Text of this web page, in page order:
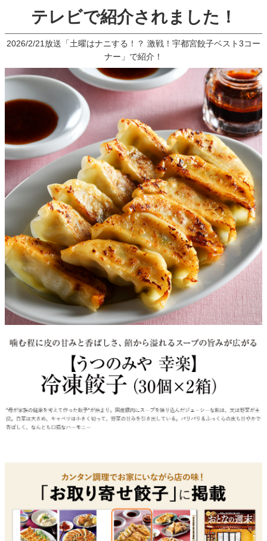
テレビで紹介されました！
2026/2/21放送「土曜はナニする！？ 激戦！宇都宮餃子ベスト3コー
ナー」で紹介！